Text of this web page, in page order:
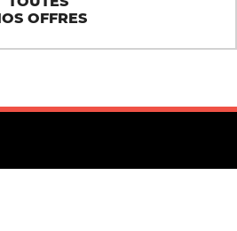
OFFRES